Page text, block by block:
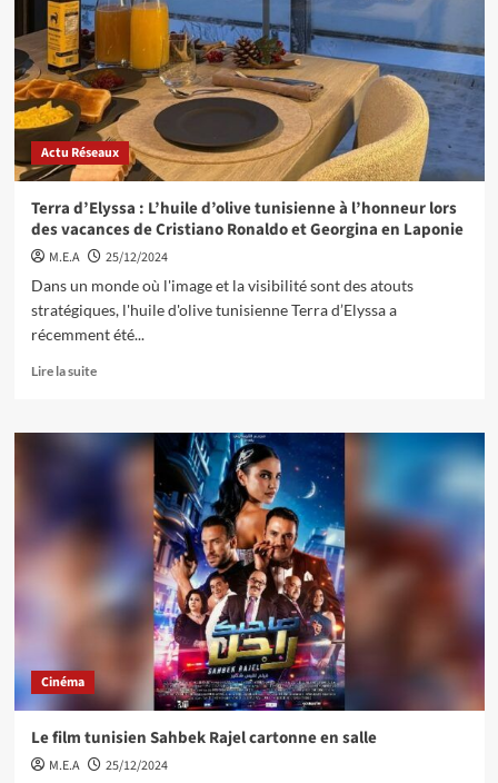
Actu Réseaux
Terra d’Elyssa : L’huile d’olive tunisienne à l’honneur lors
des vacances de Cristiano Ronaldo et Georgina en Laponie
M.E.A
25/12/2024
Dans un monde où l'image et la visibilité sont des atouts
stratégiques, l'huile d'olive tunisienne Terra d’Elyssa a
récemment été...
Lire la suite
Cinéma
Le film tunisien Sahbek Rajel cartonne en salle
M.E.A
25/12/2024